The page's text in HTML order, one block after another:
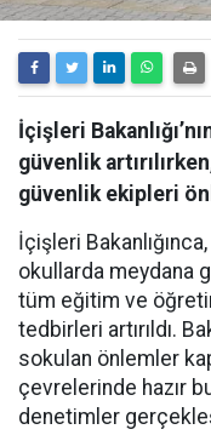
İçişleri
güvenlik
güvenlik ekipleri
İçişleri
okullarda meydana
tüm eğitim ve
tedbirleri artırıldı.
sokulan önlemler
çevrelerinde hazır
denetimler